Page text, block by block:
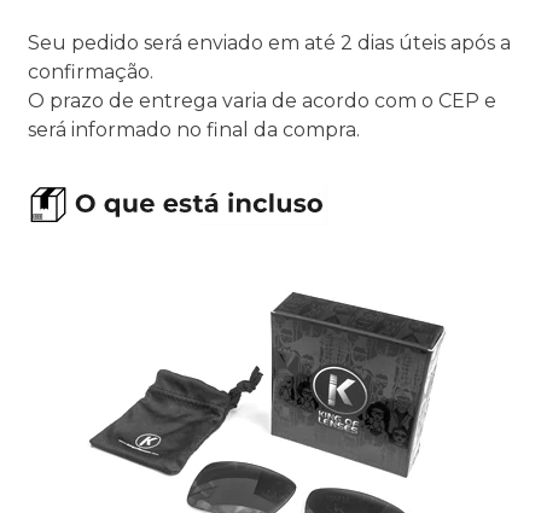
Seu pedido será enviado em até 2 dias úteis após a
confirmação.
O prazo de entrega varia de acordo com o CEP e
será informado no final da compra.